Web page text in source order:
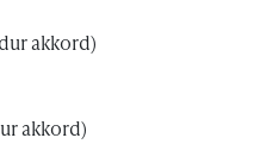
akkord)
akkord)